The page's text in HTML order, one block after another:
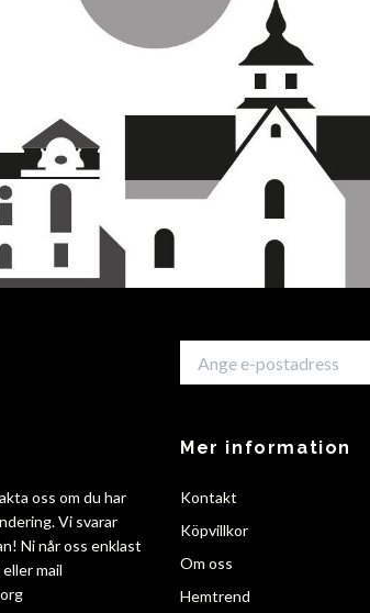
oss om du har
Vi svarar
Ni når oss enklast
mail
Mer information
Kontakt
Köpvillkor
Om oss
Hemtrend